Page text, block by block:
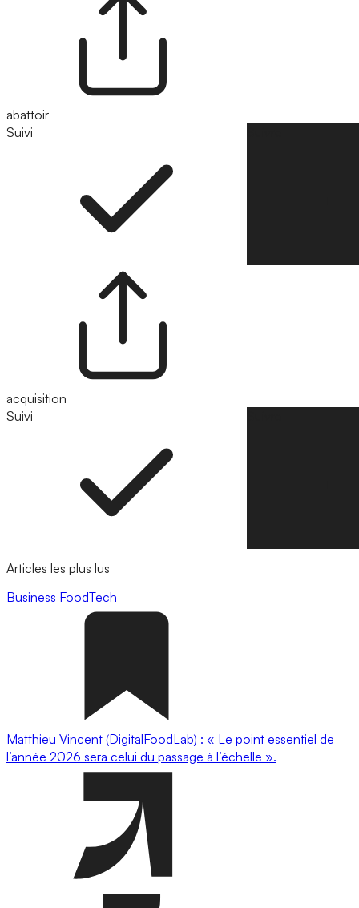
abattoir
Suivi
acquisition
Suivi
Articles les plus lus
Business FoodTech
Matthieu Vincent (DigitalFoodLab) : « Le point essentiel de
l’année 2026 sera celui du passage à l’échelle ».